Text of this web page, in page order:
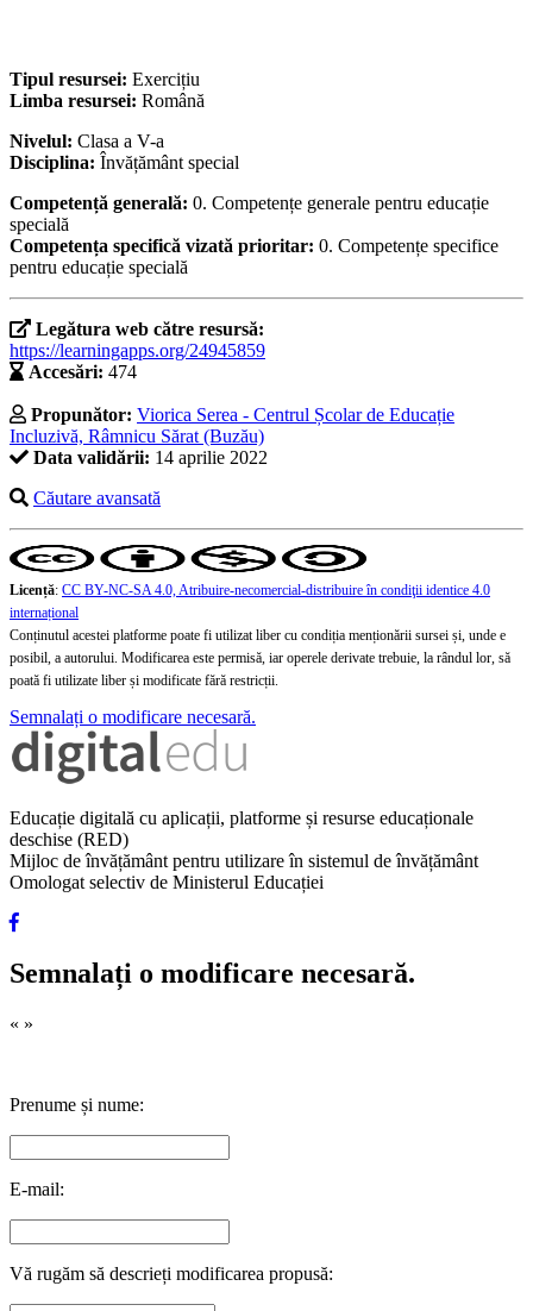
Tipul resursei: Exercițiu
Limba resursei: Română
Nivelul: Clasa a V-a
Disciplina: Învățământ special
Competență generală: 0. Competențe generale pentru educație
specială
Competența specifică vizată prioritar: 0. Competențe specifice
pentru educație specială
Legătura web către resursă:
https://learningapps.org/24945859
Accesări: 474
Propunător: Viorica Serea - Centrul Școlar de Educație
Incluzivă, Râmnicu Sărat (Buzău)
Data validării: 14 aprilie 2022
Căutare avansată
Licență: CC BY-NC-SA 4.0, Atribuire-necomercial-distribuire în condiţii identice 4.0
internațional
Conținutul acestei platforme poate fi utilizat liber cu condiția menționării sursei și, unde e
posibil, a autorului. Modificarea este permisă, iar operele derivate trebuie, la rândul lor, să
poată fi utilizate liber și modificate fără restricții.
Semnalați o modificare necesară.
Educație digitală cu aplicații, platforme și resurse educaționale
deschise (RED)
Mijloc de învățământ pentru utilizare în sistemul de învățământ
Omologat selectiv de Ministerul Educației
Semnalați o modificare necesară.
« »
Prenume și nume:
E-mail:
Vă rugăm să descrieți modificarea propusă: